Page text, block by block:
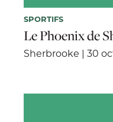
SPORTIFS
Le Phoenix de
Sherbrooke | 30